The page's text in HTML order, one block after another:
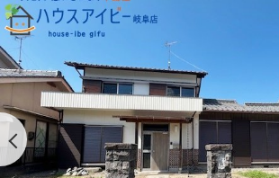
ご予約方法
・お電話でのお問い合わせ→【058-
・【物件資料請求ボタン】より、備
時を記載ください。
・当店の店舗ページより【ハウスア
ホームページ】へ。
・ラインでのお問い合わせも出来ま
731koxur】